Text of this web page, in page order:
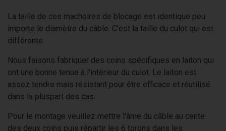
La taille de ces machoires de blocage est identique peu
importe le diamètre du câble. C'est la taille du culot qui est
différente.
Nous faisons fabriquer des coins spécifiques en laiton qui
ont une bonne tenue à l'intérieur du culot. Le laiton est
assez tendre mais résistant pour être efficace et réutilisé
dans la pluspart des cas.
Pour le montage veuillez mettre l'âme du câble au cente
des deux coins puis répartir les 6 torons dans les